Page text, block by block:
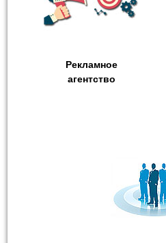
Рекламное
агентство